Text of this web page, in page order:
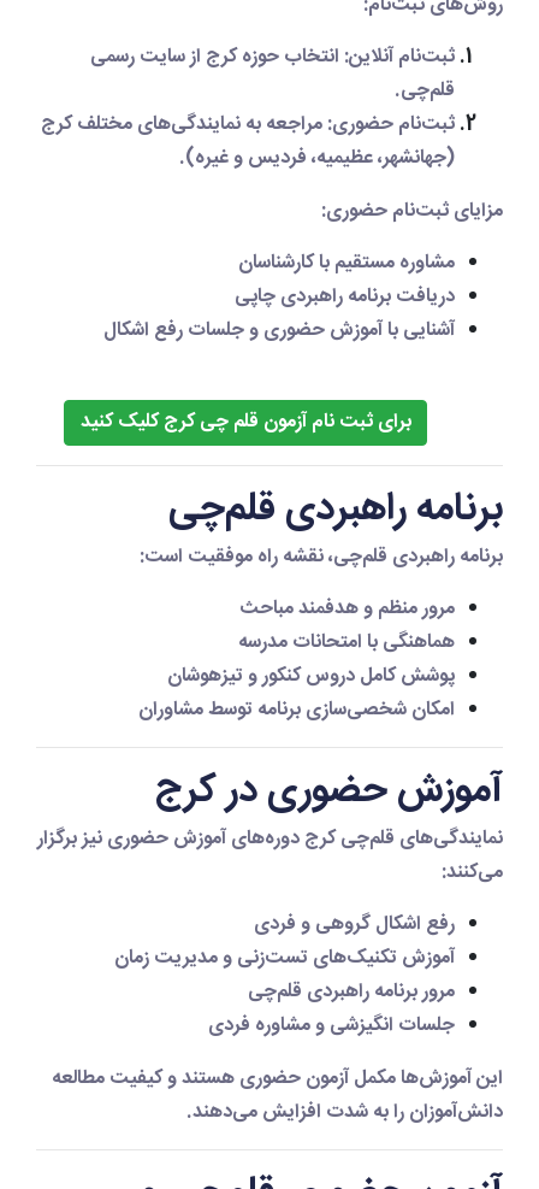
ثبت‌نام آنلاین:انتخاب حوزه کرج از سایت رسمی
قلم‌چی.
ثبت‌نام حضوری:مراجعه به نمایندگی‌های مختلف کرج
(جهانشهر، عظیمیه، فردیس و غیره).
مزایای ثبت‌نام حضوری:
مشاوره مستقیم با کارشناسان
دریافت برنامه راهبردی چاپی
آشنایی با آموزش حضوری و جلسات رفع اشکال
برای ثبت نام آزمون قلم چی کرج کلیک کنید
برنامه راهبردی قلم‌چی
برنامه راهبردی قلم‌چی، نقشه راه موفقیت است:
مرور منظم و هدفمند مباحث
هماهنگی با امتحانات مدرسه
پوشش کامل دروس کنکور و تیزهوشان
امکان شخصی‌سازی برنامه توسط مشاوران
آموزش حضوری در کرج
نمایندگی‌های قلم‌چی کرج دوره‌های آموزش حضوری نیز برگزار
می‌کنند:
رفع اشکال گروهی و فردی
آموزش تکنیک‌های تست‌زنی و مدیریت زمان
مرور برنامه راهبردی قلم‌چی
جلسات انگیزشی و مشاوره فردی
این آموزش‌ها مکمل آزمون حضوری هستند و کیفیت مطالعه
دانش‌آموزان را به شدت افزایش می‌دهند.